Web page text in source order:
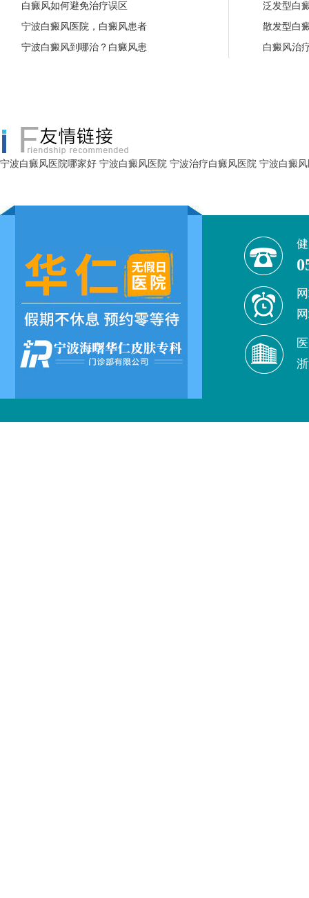
白癜风如何避免治疗误区
宁波白癜风医院，白癜风患者
宁波白癜风到哪治？白癜风患
泛发型白
散发型白
白癜风治
宁波白癜风医院哪家好 宁波白癜风医院 宁波治疗白癜风医院 宁波白癜